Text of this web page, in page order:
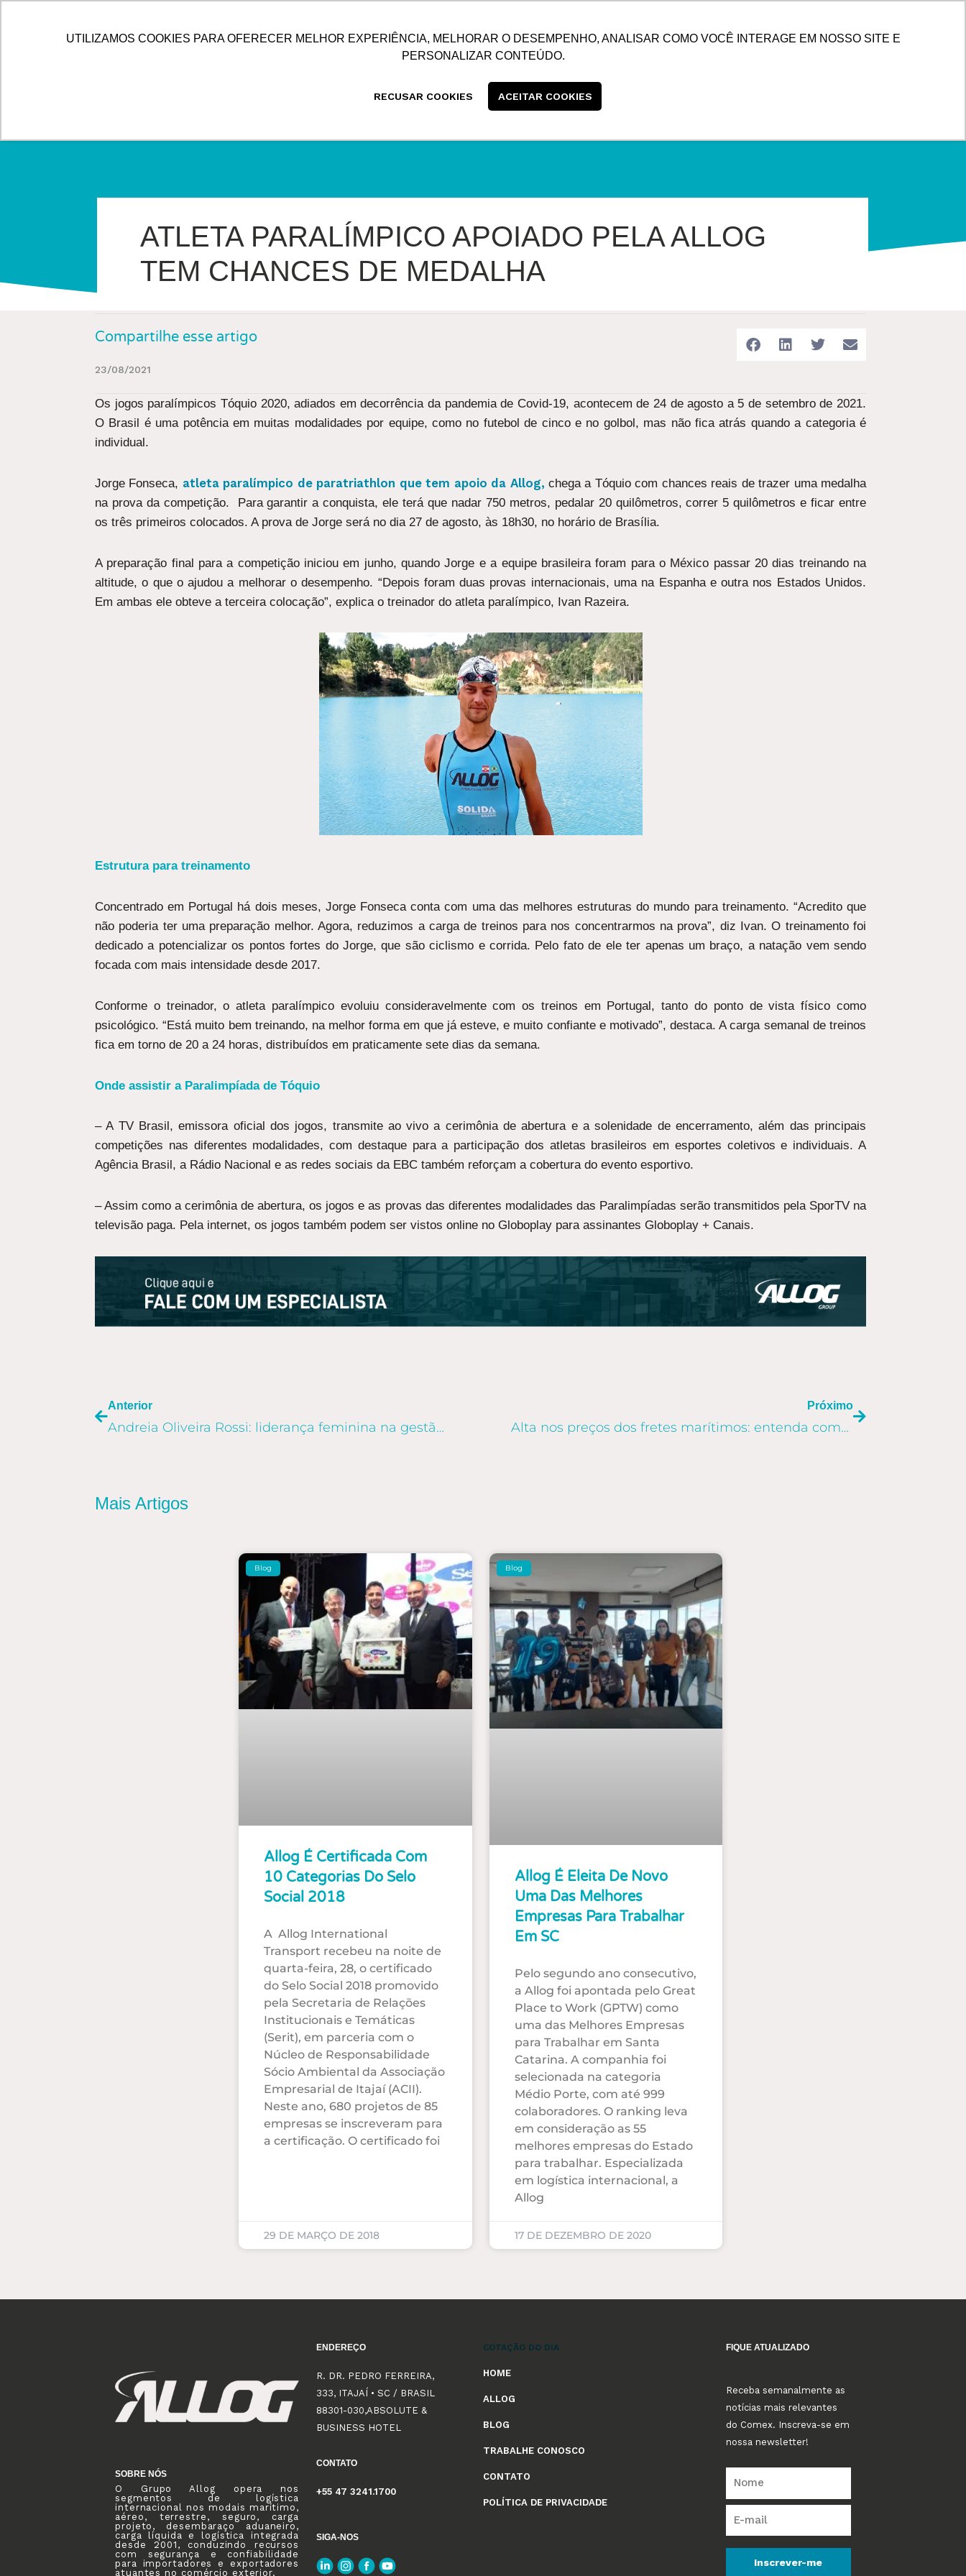
UTILIZAMOS COOKIES PARA OFERECER MELHOR EXPERIÊNCIA, MELHORAR O DESEMPENHO, ANALISAR COMO VOCÊ INTERAGE EM NOSSO SITE E
PERSONALIZAR CONTEÚDO.
RECUSAR COOKIES ACEITAR COOKIES
HOME ALLOG SOLUÇÕES SUSTENTABILIDADE BLOG CONTATO CENTRAL DE CLIENTES
ATLETA PARALÍMPICO APOIADO PELA ALLOG
TEM CHANCES DE MEDALHA
Compartilhe esse artigo
23/08/2021
Os jogos paralímpicos Tóquio 2020, adiados em decorrência da pandemia de Covid-19, acontecem de 24 de agosto a 5 de setembro de 2021.
O Brasil é uma potência em muitas modalidades por equipe, como no futebol de cinco e no golbol, mas não fica atrás quando a categoria é
individual.
Jorge Fonseca, atleta paralímpico de paratriathlon que tem apoio da Allog, chega a Tóquio com chances reais de trazer uma medalha
na prova da competição. Para garantir a conquista, ele terá que nadar 750 metros, pedalar 20 quilômetros, correr 5 quilômetros e ficar entre
os três primeiros colocados. A prova de Jorge será no dia 27 de agosto, às 18h30, no horário de Brasília.
A preparação final para a competição iniciou em junho, quando Jorge e a equipe brasileira foram para o México passar 20 dias treinando na
altitude, o que o ajudou a melhorar o desempenho. “Depois foram duas provas internacionais, uma na Espanha e outra nos Estados Unidos.
Em ambas ele obteve a terceira colocação”, explica o treinador do atleta paralímpico, Ivan Razeira.
Estrutura para treinamento
Concentrado em Portugal há dois meses, Jorge Fonseca conta com uma das melhores estruturas do mundo para treinamento. “Acredito que
não poderia ter uma preparação melhor. Agora, reduzimos a carga de treinos para nos concentrarmos na prova”, diz Ivan. O treinamento foi
dedicado a potencializar os pontos fortes do Jorge, que são ciclismo e corrida. Pelo fato de ele ter apenas um braço, a natação vem sendo
focada com mais intensidade desde 2017.
Conforme o treinador, o atleta paralímpico evoluiu consideravelmente com os treinos em Portugal, tanto do ponto de vista físico como
psicológico. “Está muito bem treinando, na melhor forma em que já esteve, e muito confiante e motivado”, destaca. A carga semanal de treinos
fica em torno de 20 a 24 horas, distribuídos em praticamente sete dias da semana.
Onde assistir a Paralimpíada de Tóquio
– A TV Brasil, emissora oficial dos jogos, transmite ao vivo a cerimônia de abertura e a solenidade de encerramento, além das principais
competições nas diferentes modalidades, com destaque para a participação dos atletas brasileiros em esportes coletivos e individuais. A
Agência Brasil, a Rádio Nacional e as redes sociais da EBC também reforçam a cobertura do evento esportivo.
– Assim como a cerimônia de abertura, os jogos e as provas das diferentes modalidades das Paralimpíadas serão transmitidos pela SporTV na
televisão paga. Pela internet, os jogos também podem ser vistos online no Globoplay para assinantes Globoplay + Canais.
Anterior
Andreia Oliveira Rossi: liderança feminina na gestão financeira
Próximo
Alta nos preços dos fretes marítimos: entenda como driblar o cenário
Mais Artigos
Blog
Allog É Certificada Com
10 Categorias Do Selo
Social 2018
A Allog International
Transport recebeu na noite de
quarta-feira, 28, o certificado
do Selo Social 2018 promovido
pela Secretaria de Relações
Institucionais e Temáticas
(Serit), em parceria com o
Núcleo de Responsabilidade
Sócio Ambiental da Associação
Empresarial de Itajaí (ACII).
Neste ano, 680 projetos de 85
empresas se inscreveram para
a certificação. O certificado foi
29 DE MARÇO DE 2018
Blog
Allog É Eleita De Novo
Uma Das Melhores
Empresas Para Trabalhar
Em SC
Pelo segundo ano consecutivo,
a Allog foi apontada pelo Great
Place to Work (GPTW) como
uma das Melhores Empresas
para Trabalhar em Santa
Catarina. A companhia foi
selecionada na categoria
Médio Porte, com até 999
colaboradores. O ranking leva
em consideração as 55
melhores empresas do Estado
para trabalhar. Especializada
em logística internacional, a
Allog
17 DE DEZEMBRO DE 2020
SOBRE NÓS
O Grupo Allog opera nos
segmentos de logística
internacional nos modais marítimo,
aéreo, terrestre, seguro, carga
projeto, desembaraço aduaneiro,
carga líquida e logística integrada
desde 2001, conduzindo recursos
com segurança e confiabilidade
para importadores e exportadores
atuantes no comércio exterior.
ENDEREÇO
R. DR. PEDRO FERREIRA,
333, ITAJAÍ • SC / BRASIL
88301-030,ABSOLUTE &
BUSINESS HOTEL
CONTATO
+55 47 3241.1700
SIGA-NOS
COTAÇÃO DO DIA
HOME
ALLOG
BLOG
TRABALHE CONOSCO
CONTATO
POLÍTICA DE PRIVACIDADE
FIQUE ATUALIZADO
Receba semanalmente as
notícias mais relevantes
do Comex. Inscreva-se em
nossa newsletter!
Inscrever-me